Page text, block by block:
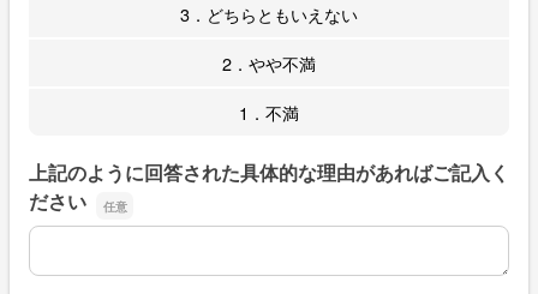
3．どちらともいえない
2．やや不満
1．不満
上記のように回答された具体的な理由があればご記入く
ださい
上記のように回答された具体的な理由があればご記入くだ